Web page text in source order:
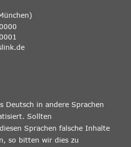
Deutsch in andere Sprachen
Sollten
Sprachen falsche Inhalte
so bitten wir dies zu